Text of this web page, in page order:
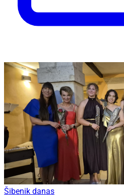
Šibenik danas